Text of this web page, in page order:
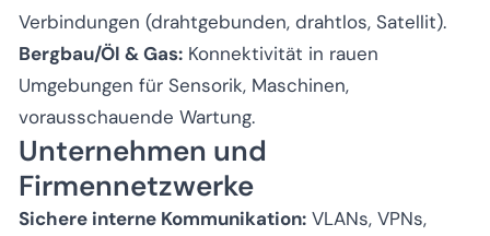
Verbindungen (drahtgebunden, drahtlos, Satellit).
Bergbau/Öl & Gas: Konnektivität in rauen
Umgebungen für Sensorik, Maschinen,
vorausschauende Wartung.
Unternehmen und
Firmennetzwerke
Sichere interne Kommunikation: VLANs, VPNs,